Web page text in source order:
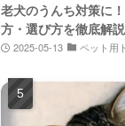
老犬のうんち対策に
方・選び方を徹底解説
2025-05-13 ペット用